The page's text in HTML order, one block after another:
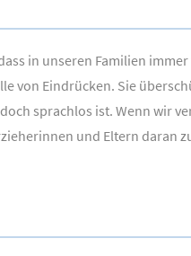
in unseren Familien
von Eindrücken. Sie
sprachlos ist. Wenn wir
und Eltern daran